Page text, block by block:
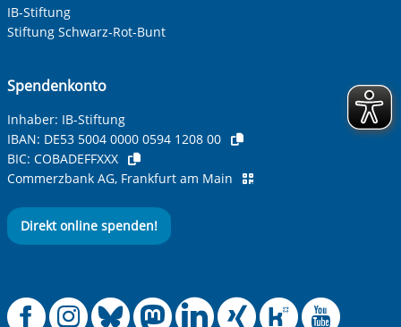
IB-Stiftung
Stiftung Schwarz-Rot-Bunt
Spendenkonto
Inhaber: IB-Stiftung
IBAN: DE53 5004 0000 0594 1208 00
BIC: COBADEFFXXX
Commerzbank AG, Frankfurt am Main
Direkt online spenden!